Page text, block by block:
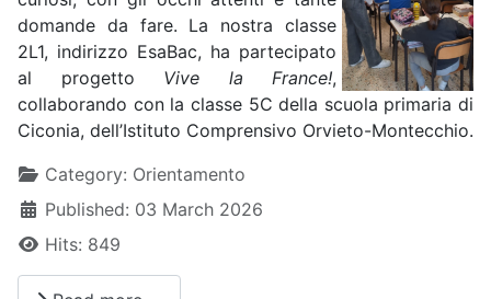
domande da fare. La nostra classe
2L1, indirizzo EsaBac, ha partecipato
al progetto Vive la France!,
collaborando con la classe 5C della scuola primaria di
Ciconia, dell’Istituto Comprensivo Orvieto-Montecchio.
DetailsCategory: Orientamento
Published: 03 March 2026
Hits: 849